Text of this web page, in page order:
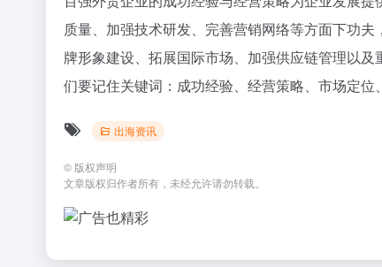
质量、加强技术研发、完善营销网络等方面下功
牌形象建设、拓展国际市场、加强供应链管理以
们要记住关键词：成功经验、经营策略、市场定位
出海资讯
© 版权声明
文章版权归作者所有，未经允许请勿转载。